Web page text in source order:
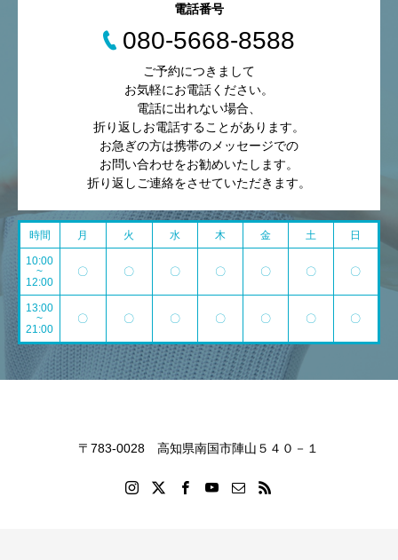
電話番号
080-5668-8588
ご予約につきまして
お気軽にお電話ください。
電話に出れない場合、
折り返しお電話することがあります。
お急ぎの方は携帯のメッセージでの
お問い合わせをお勧めいたします。
折り返しご連絡をさせていただきます。
時間 月 火 水 木 金 土 日
10:00
~
12:00
〇 〇 〇 〇 〇 〇 〇
13:00
~
21:00
〇 〇 〇 〇 〇 〇 〇
〒783-0028 高知県南国市陣山５４０－１